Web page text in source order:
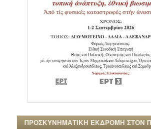
ΠΡΟΣΚΥΝΗΜΑΤΙΚΗ ΕΚΔΡΟΜΗ ΣΤΟΝ